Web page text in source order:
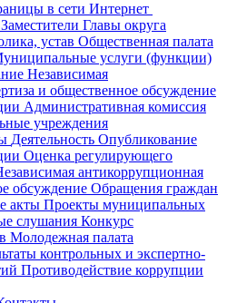
в сети Интернет
Заместители Главы округа
устав Общественная палата
услуги (функции)
Независимая
и общественное обсуждение
Административная комиссия
учреждения
Деятельность Опубликование
Оценка регулирующего
антикоррупционная
обсуждение Обращения граждан
акты Проекты муниципальных
слушания Конкурс
Молодежная палата
контрольных и экспертно-
Противодействие коррупции